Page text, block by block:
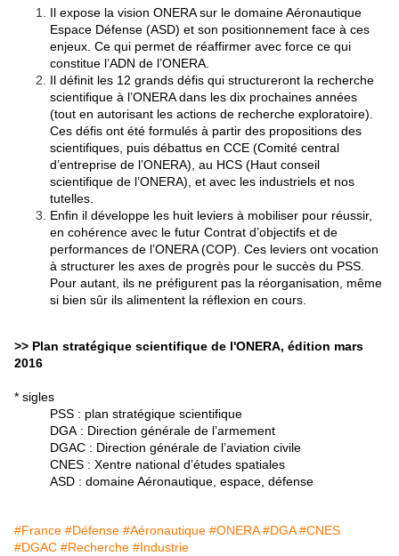
Il expose la vision ONERA sur le domaine Aéronautique
Espace Défense (ASD) et son positionnement face à ces
enjeux. Ce qui permet de réaffirmer avec force ce qui
constitue l’ADN de l’ONERA.
Il définit les 12 grands défis qui structureront la recherche
scientifique à l’ONERA dans les dix prochaines années
(tout en autorisant les actions de recherche exploratoire).
Ces défis ont été formulés à partir des propositions des
scientifiques, puis débattus en CCE (Comité central
d’entreprise de l’ONERA), au HCS (Haut conseil
scientifique de l’ONERA), et avec les industriels et nos
tutelles.
Enfin il développe les huit leviers à mobiliser pour réussir,
en cohérence avec le futur Contrat d’objectifs et de
performances de l’ONERA (COP). Ces leviers ont vocation
à structurer les axes de progrès pour le succès du PSS.
Pour autant, ils ne préfigurent pas la réorganisation, même
si bien sûr ils alimentent la réflexion en cours.
>> Plan stratégique scientifique de l'ONERA, édition mars
2016
* sigles
PSS : plan stratégique scientifique
DGA : Direction générale de l’armement
DGAC : Direction générale de l’aviation civile
CNES : Xentre national d’études spatiales
ASD : domaine Aéronautique, espace, défense
#France #Défense #Aéronautique #ONERA #DGA #CNES
#DGAC #Recherche #Industrie